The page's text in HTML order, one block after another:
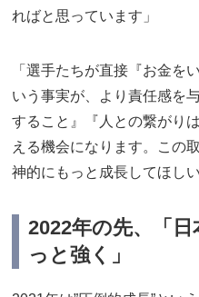
ればと思っています」
「選手たちが直接『お金を
いう事実が、より責任感を
すること』『人との繋がり
える機会になります。この
神的にもっと成長してほしい
2022年の先、「
っと強く」